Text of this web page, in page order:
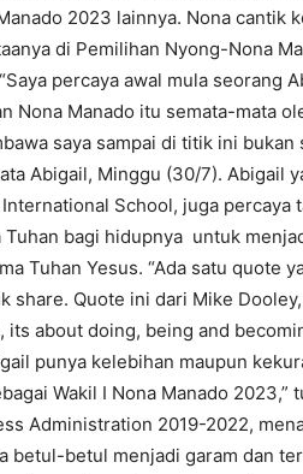
2023 lainnya. Nona cantik
di Pemilihan Nyong-Nona
percaya awal mula seorang
Nona Manado itu semata-mata
saya sampai di titik ini
Abigail, Minggu (30/7). Abigail
School, juga
Tuhan bagi hidupnya untuk
Tuhan Yesus. “Ada satu quote
share. Quote ini dari Mike
its about doing, being and
punya kelebihan maupun
Wakil I Nona Manado
Administration 2019-2022,
betul-betul menjadi garam dan